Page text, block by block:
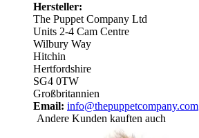
Hersteller:
The Puppet Company Ltd
Units 2-4 Cam Centre
Wilbury Way
Hitchin
Hertfordshire
SG4 0TW
Großbritannien
Email: info@thepuppetcompany.com
Andere Kunden kauften auch